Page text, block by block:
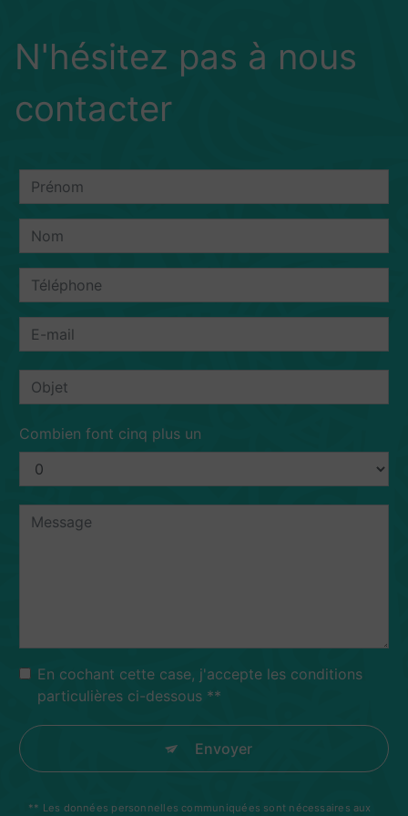
N'hésitez pas à nous
contacter
Combien font cinq plus un
En cochant cette case, j'accepte les conditions
particulières ci-dessous **
Envoyer
** Les données personnelles communiquées sont nécessaires aux